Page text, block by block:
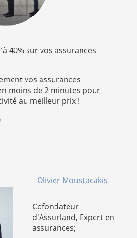
40% sur vos assurances
vos assurances
moins de 2 minutes pour
au meilleur prix !
Olivier Moustacakis
Cofondateur
d'Assurland, Expert en
assurances;